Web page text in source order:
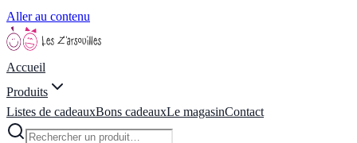
Aller au contenu
Accueil
Produits
Listes de cadeauxBons cadeauxLe magasinContact